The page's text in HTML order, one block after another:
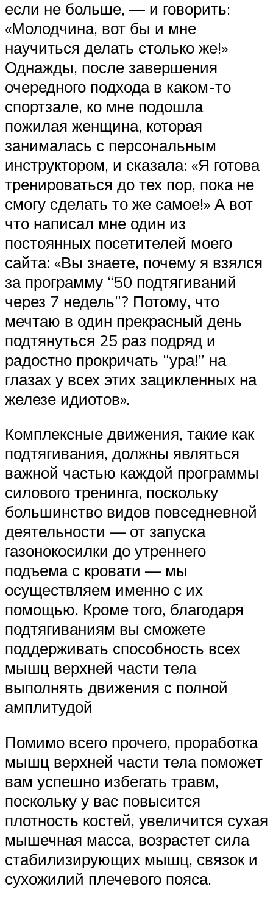
если не больше, — и говорить:
«Молодчина, вот бы и мне
научиться делать столько же!»
Однажды, после завершения
очередного подхода в каком-то
спортзале, ко мне подошла
пожилая женщина, которая
занималась с персональным
инструктором, и сказала: «Я готова
тренироваться до тех пор, пока не
смогу сделать то же самое!» А вот
что написал мне один из
постоянных посетителей моего
сайта: «Вы знаете, почему я взялся
за программу “50 подтягиваний
через 7 недель”? Потому, что
мечтаю в один прекрасный день
подтянуться 25 раз подряд и
радостно прокричать “ура!” на
глазах у всех этих зацикленных на
железе идиотов».
Комплексные движения, такие как
подтягивания, должны являться
важной частью каждой программы
силового тренинга, поскольку
большинство видов повседневной
деятельности — от запуска
газонокосилки до утреннего
подъема с кровати — мы
осуществляем именно с их
помощью. Кроме того, благодаря
подтягиваниям вы сможете
поддерживать способность всех
мышц верхней части тела
выполнять движения с полной
амплитудой
Помимо всего прочего, проработка
мышц верхней части тела поможет
вам успешно избегать травм,
поскольку у вас повысится
плотность костей, увеличится сухая
мышечная масса, возрастет сила
стабилизирующих мышц, связок и
сухожилий плечевого пояса.